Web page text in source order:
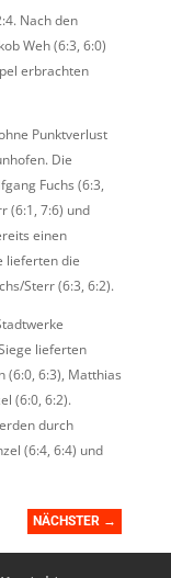
Nach den
Weh (6:3, 6:0)
erbrachten
Punktverlust
Die
Fuchs (6:3,
(6:1, 7:6) und
einen
lieferten die
Sterr (6:3, 6:2).
lieferten
(6:0, 6:3), Matthias
(6:0, 6:2).
durch
(6:4, 6:4) und
NÄCHSTER →